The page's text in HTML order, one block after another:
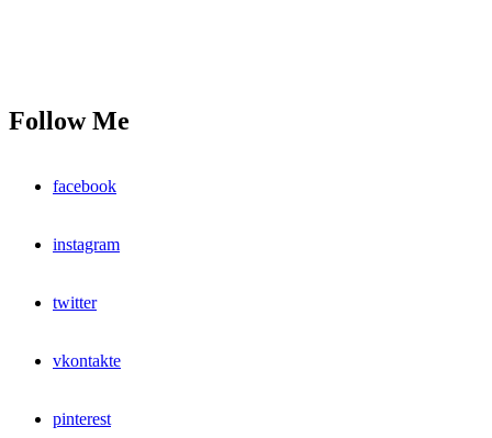
Follow Me
facebook
instagram
twitter
vkontakte
pinterest